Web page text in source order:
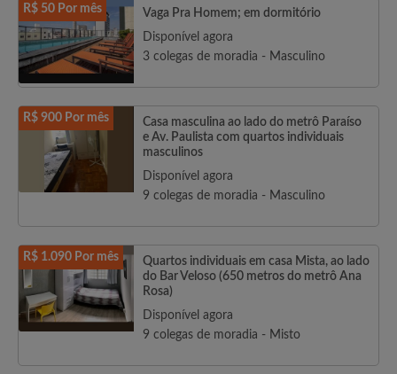
R$ 50 Por mês
Vaga Pra Homem; em dormitório
Disponível agora
3 colegas de moradia - Masculino
R$ 900 Por mês
Casa masculina ao lado do metrô Paraíso
e Av. Paulista com quartos individuais
masculinos
Disponível agora
9 colegas de moradia - Masculino
R$ 1.090 Por mês
Quartos individuais em casa Mista, ao lado
do Bar Veloso (650 metros do metrô Ana
Rosa)
Disponível agora
9 colegas de moradia - Misto